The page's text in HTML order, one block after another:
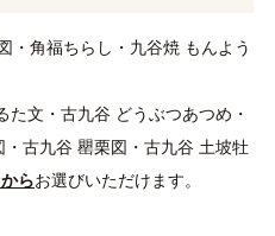
・角福ちらし・九谷焼 もんよう
文・古九谷 どうぶつあつめ・
古九谷 罌栗図・古九谷 土坡牡
らお選びいただけます。